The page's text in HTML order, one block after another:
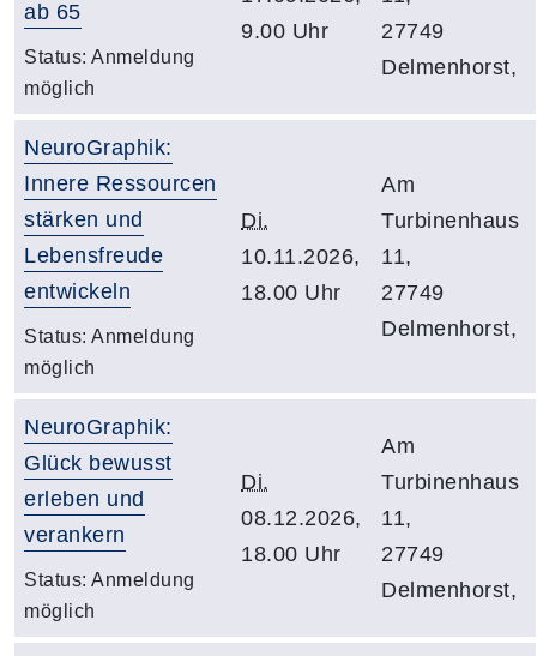
ab 65
Status: Anmeldung
möglich
9.00 Uhr
27749
Delmenhorst,
NeuroGraphik:
Innere Ressourcen
stärken und
Lebensfreude
entwickeln
Status: Anmeldung
möglich
Di.
10.11.2026,
18.00 Uhr
Am
Turbinenhaus
11,
27749
Delmenhorst,
NeuroGraphik:
Glück bewusst
erleben und
verankern
Status: Anmeldung
möglich
Di.
08.12.2026,
18.00 Uhr
Am
Turbinenhaus
11,
27749
Delmenhorst,